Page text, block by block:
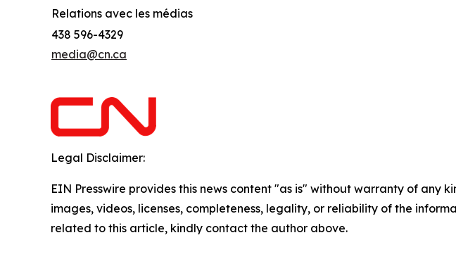
Relations avec les médias
438 596-4329
media@cn.ca
Legal Disclaimer:
EIN Presswire provides this news content "as is" without warranty of
images, videos, licenses, completeness, legality, or reliability of the
related to this article, kindly contact the author above.